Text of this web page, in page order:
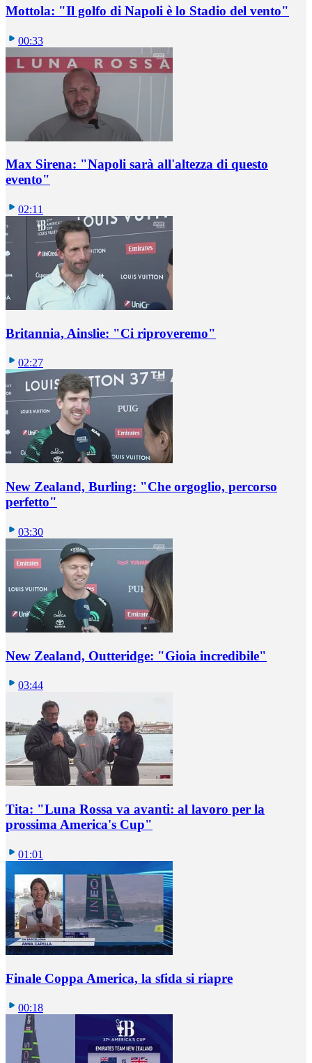
Mottola: "Il golfo di Napoli è lo Stadio del vento"
00:33
Max Sirena: "Napoli sarà all'altezza di questo
evento"
02:11
Britannia, Ainslie: "Ci riproveremo"
02:27
New Zealand, Burling: "Che orgoglio, percorso
perfetto"
03:30
New Zealand, Outteridge: "Gioia incredibile"
03:44
Tita: "Luna Rossa va avanti: al lavoro per la
prossima America's Cup"
01:01
Finale Coppa America, la sfida si riapre
00:18